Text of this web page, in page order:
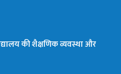
की शैक्षणिक व्यवस्था और